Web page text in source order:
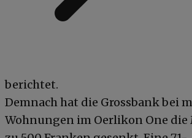
berichtet.
Demnach hat die Grossbank bei
Wohnungen im Oerlikon One die